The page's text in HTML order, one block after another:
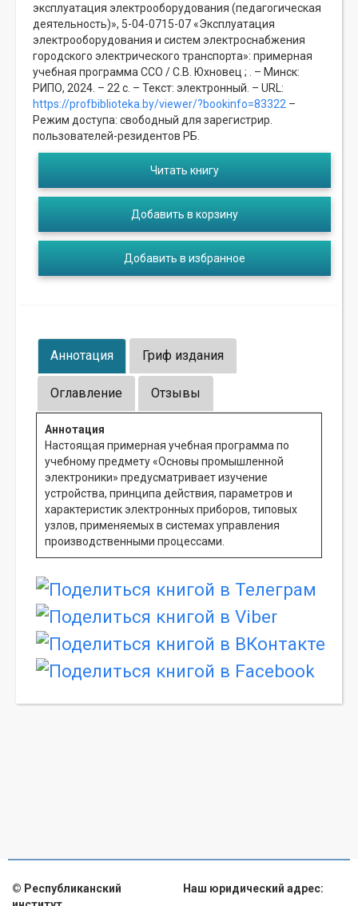
эксплуатация электрооборудования (педагогическая
деятельность)», 5-04-0715-07 «Эксплуатация
электрооборудования и систем электроснабжения
городского электрического транспорта»: примерная
учебная программа ССО / С.В. Юхновец ; . – Минск:
РИПО, 2024. – 22 с. – Текст: электронный. – URL:
https://profbiblioteka.by/viewer/?bookinfo=83322 –
Режим доступа: свободный для зарегистрир.
пользователей-резидентов РБ.
Читать книгу
Добавить в корзину
Добавить в избранное
Аннотация Гриф издания
Оглавление Отзывы
Аннотация
Настоящая примерная учебная программа по
учебному предмету «Основы промышленной
электроники» предусматривает изучение
устройства, принципа действия, параметров и
характеристик электронных приборов, типовых
узлов, применяемых в системах управления
производственными процессами.
© Республиканский
Наш юридический адрес: